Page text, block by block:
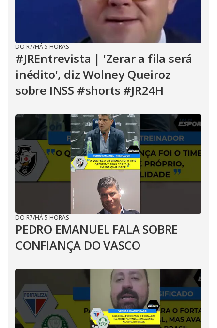
DO R7/HÁ 5 HORAS
#JREntrevista | 'Zerar a fila será
inédito', diz Wolney Queiroz
sobre INSS #shorts #JR24H
DO R7/HÁ 5 HORAS
PEDRO EMANUEL FALA SOBRE
CONFIANÇA DO VASCO